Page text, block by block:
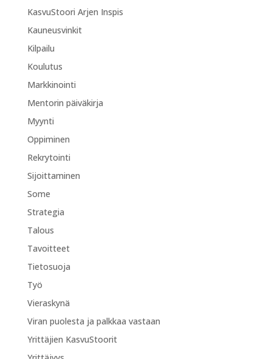
KasvuStoori Arjen Inspis
Kauneusvinkit
Kilpailu
Koulutus
Markkinointi
Mentorin päiväkirja
Myynti
Oppiminen
Rekrytointi
Sijoittaminen
Some
Strategia
Talous
Tavoitteet
Tietosuoja
Työ
Vieraskynä
Viran puolesta ja palkkaa vastaan
Yrittäjien KasvuStoorit